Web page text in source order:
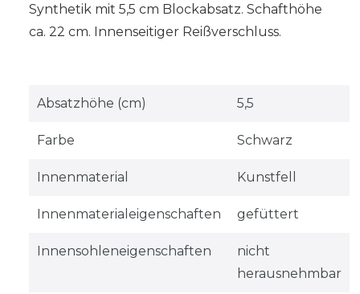
Synthetik mit 5,5 cm Blockabsatz. Schafthöhe
ca. 22 cm. Innenseitiger Reißverschluss.
Absatzhöhe (cm) 5,5
Farbe Schwarz
Innenmaterial Kunstfell
Innenmaterialeigenschaften gefüttert
Innensohleneigenschaften
nicht
herausnehmbar